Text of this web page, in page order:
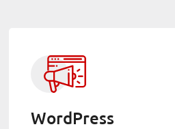
WordPress